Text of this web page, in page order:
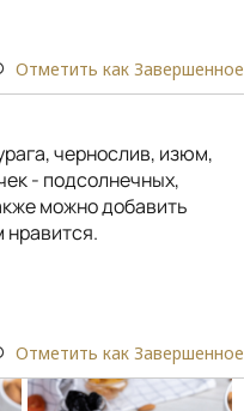
Отметить как Завершенное
чернослив, изюм,
- подсолнечных,
можно добавить
нравится.
Отметить как Завершенное